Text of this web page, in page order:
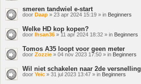
smeren tandwiel e-start
door Daap » 23 apr 2024 15:19 » in Beginners
Welke HD kop kopen?
door Ihsan36 » 11 apr 2024 18:32 » in Beginners
Tomos A35 loopt voor geen meter
door Zozzie » 04 nov 2023 17:50 » in Beginners
Wil niet schakelen naar 2de versnelling
door Yeic » 31 jul 2023 13:47 » in Beginners